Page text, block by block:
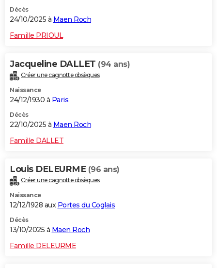
Décès
24/10/2025 à Maen Roch
Famille PRIOUL
Jacqueline DALLET (94 ans)
Créer une cagnotte obsèques
Naissance
24/12/1930 à Paris
Décès
22/10/2025 à Maen Roch
Famille DALLET
Louis DELEURME (96 ans)
Créer une cagnotte obsèques
Naissance
12/12/1928 aux Portes du Coglais
Décès
13/10/2025 à Maen Roch
Famille DELEURME